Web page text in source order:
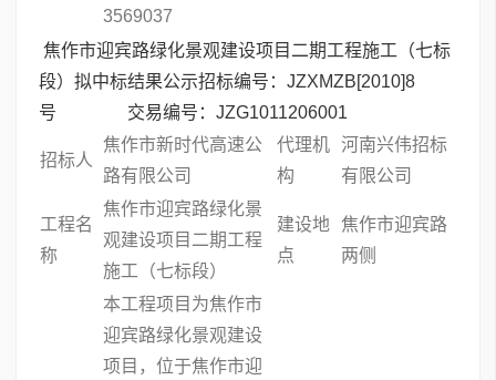
3569037
焦作市迎宾路绿化景观建设项目二期工程施工（七标
段）拟中标结果公示招标编号：JZXMZB[2010]8
号 交易编号：JZG1011206001
招标人
焦作市新时代高速公
路有限公司
代理机
构
河南兴伟招标
有限公司
工程名
称
焦作市迎宾路绿化景
观建设项目二期工程
施工（七标段）
建设地
点
焦作市迎宾路
两侧
本工程项目为焦作市
迎宾路绿化景观建设
项目，位于焦作市迎